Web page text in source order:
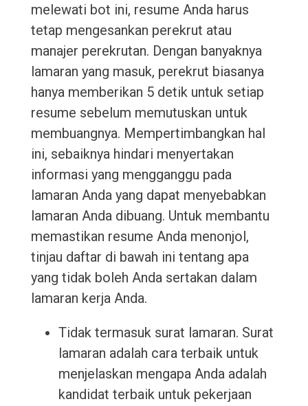
melewati bot ini, resume Anda harus
tetap mengesankan perekrut atau
manajer perekrutan. Dengan banyaknya
lamaran yang masuk, perekrut biasanya
hanya memberikan 5 detik untuk setiap
resume sebelum memutuskan untuk
membuangnya. Mempertimbangkan hal
ini, sebaiknya hindari menyertakan
informasi yang mengganggu pada
lamaran Anda yang dapat menyebabkan
lamaran Anda dibuang. Untuk membantu
memastikan resume Anda menonjol,
tinjau daftar di bawah ini tentang apa
yang tidak boleh Anda sertakan dalam
lamaran kerja Anda.
Tidak termasuk surat lamaran. Surat
lamaran adalah cara terbaik untuk
menjelaskan mengapa Anda adalah
kandidat terbaik untuk pekerjaan